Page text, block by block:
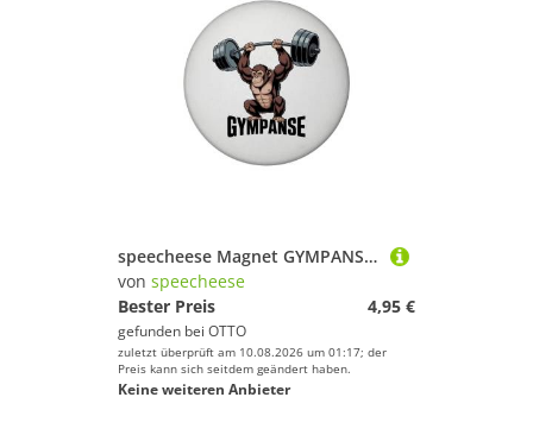
speecheese Magnet GYMPANSE Fitness Souvenir Magnet Schimpanse mit Hantel
von speecheese
Bester Preis
4,95 €
gefunden bei OTTO
zuletzt überprüft am 10.08.2026 um 01:17; der
Preis kann sich seitdem geändert haben.
Keine weiteren Anbieter